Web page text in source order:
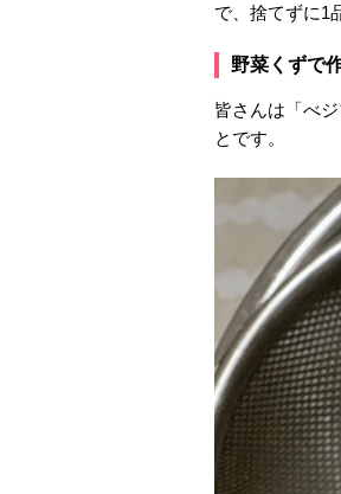
で、捨てずに1
野菜くずで
皆さんは「べ
とです。